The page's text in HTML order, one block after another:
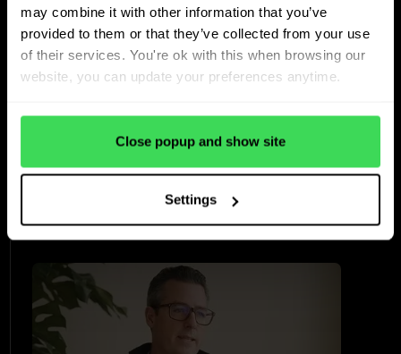
may combine it with other information that you’ve
provided to them or that they’ve collected from your use
of their services. You're ok with this when browsing our
website, you can update your preferences anytime.
Close popup and show site
Settings
Universal car dealer
Auto’s Verschueren
behält die
Umschlaggeschwindigkeit
in einem
herausfordernden Markt
bei